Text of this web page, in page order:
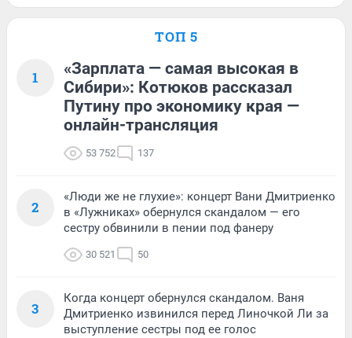
ТОП 5
1
«Зарплата — самая высокая в
Сибири»: Котюков рассказал
Путину про экономику края —
онлайн-трансляция
53 752 137
2
«Люди же не глухие»: концерт Вани Дмитриенко
в «Лужниках» обернулся скандалом — его
сестру обвинили в пении под фанеру
30 521 50
3
Когда концерт обернулся скандалом. Ваня
Дмитриенко извинился перед Линочкой Ли за
выступление сестры под ее голос